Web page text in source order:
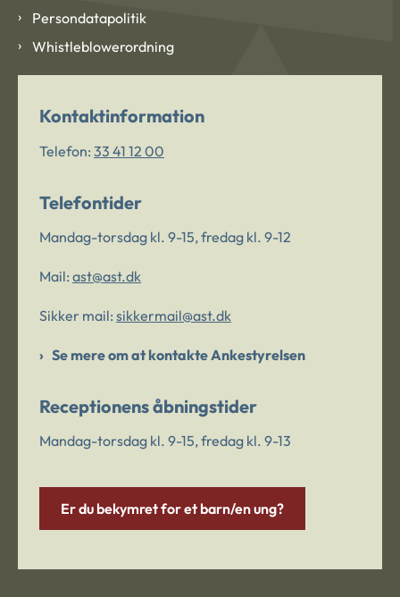
Persondatapolitik
Whistleblowerordning
Kontaktinformation
Telefon: 33 41 12 00
Telefontider
Mandag-torsdag kl. 9-15, fredag kl. 9-12
Mail: ast@ast.dk
Sikker mail: sikkermail@ast.dk
Se mere om at kontakte Ankestyrelsen
Receptionens åbningstider
Mandag-torsdag kl. 9-15, fredag kl. 9-13
Er du bekymret for et barn/en ung?